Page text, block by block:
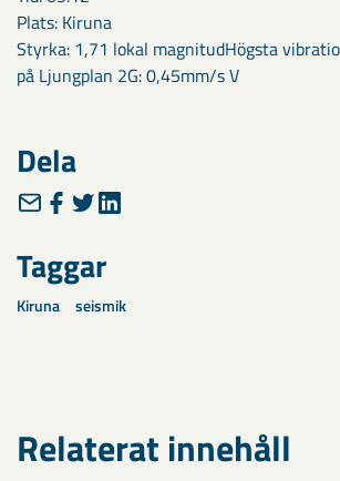
Plats: Kiruna
Styrka: 1,71 lokal magnitudHögsta
på Ljungplan 2G: 0,45mm/s V
Dela
Taggar
Kiruna seismik
Relaterat innehåll